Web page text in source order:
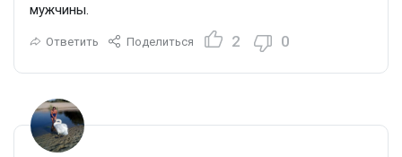
мужчины.
Ответить Поделиться 2 0